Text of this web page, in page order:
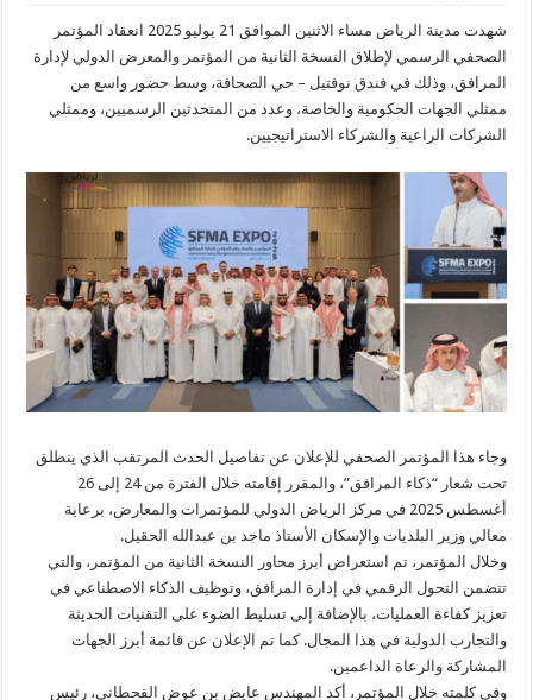
شهدت مدينة الرياض مساء الاثنين الموافق 21 يوليو 2025 انعقاد المؤتمر
الصحفي الرسمي لإطلاق النسخة الثانية من المؤتمر والمعرض الدولي لإدارة
المرافق، وذلك في فندق نوفتيل – حي الصحافة، وسط حضور واسع من
ممثلي الجهات الحكومية والخاصة، وعدد من المتحدثين الرسميين، وممثلي
الشركات الراعية والشركاء الاستراتيجيين.
وجاء هذا المؤتمر الصحفي للإعلان عن تفاصيل الحدث المرتقب الذي ينطلق
تحت شعار “ذكاء المرافق”، والمقرر إقامته خلال الفترة من 24 إلى 26
أغسطس 2025 في مركز الرياض الدولي للمؤتمرات والمعارض، برعاية
معالي وزير البلديات والإسكان الأستاذ ماجد بن عبدالله الحقيل.
وخلال المؤتمر، تم استعراض أبرز محاور النسخة الثانية من المؤتمر، والتي
تتضمن التحول الرقمي في إدارة المرافق، وتوظيف الذكاء الاصطناعي في
تعزيز كفاءة العمليات، بالإضافة إلى تسليط الضوء على التقنيات الحديثة
والتجارب الدولية في هذا المجال. كما تم الإعلان عن قائمة أبرز الجهات
المشاركة والرعاة الداعمين.
وفي كلمته خلال المؤتمر، أكد المهندس عايض بن عوض القحطاني، رئيس